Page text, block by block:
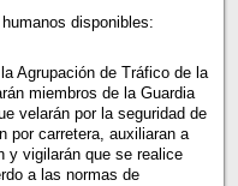
disponibles:
Agrupación de Tráfico de la
miembros de la Guardia
velarán por la seguridad de
por carretera, auxiliaran a
y vigilarán que se realice
a las normas de